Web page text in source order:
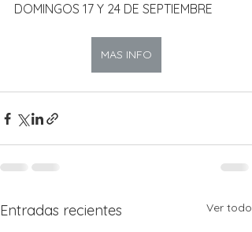
DOMINGOS 17 Y 24 DE SEPTIEMBRE
MAS INFO
Entradas recientes Ver todo